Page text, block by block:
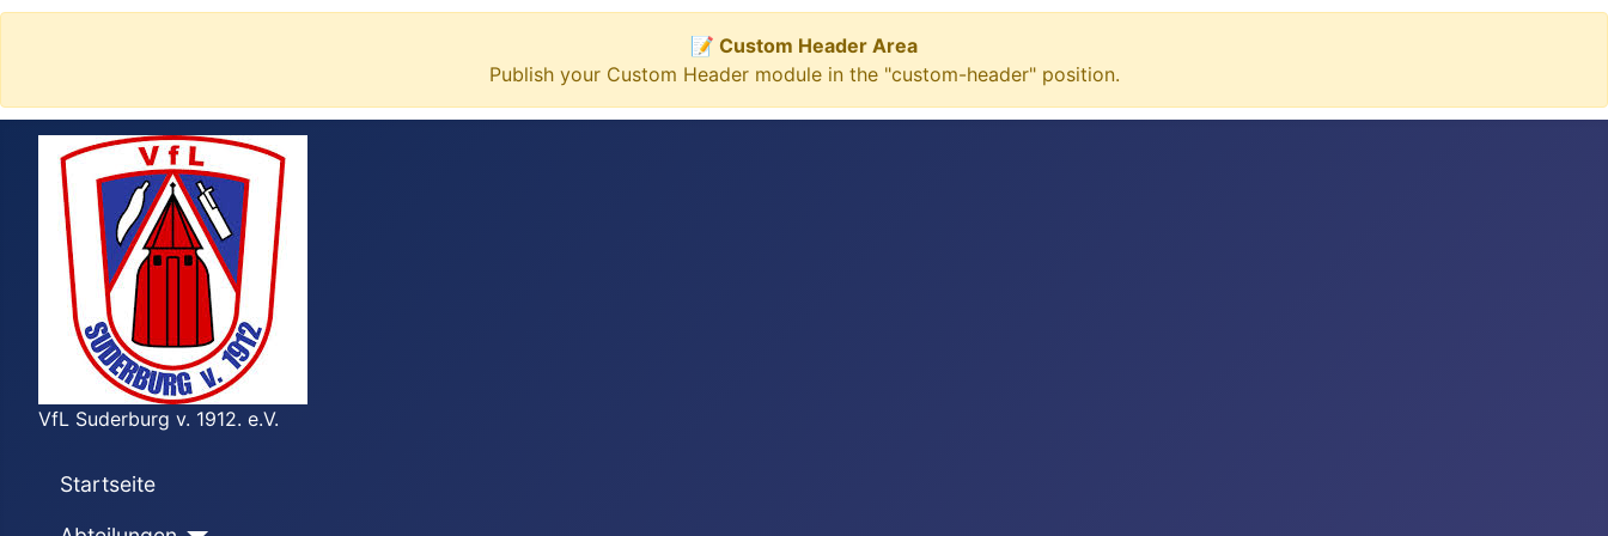
📝 Custom Header Area
Publish your Custom Header module in the "custom-header" position.
VfL Suderburg v. 1912. e.V.
Startseite